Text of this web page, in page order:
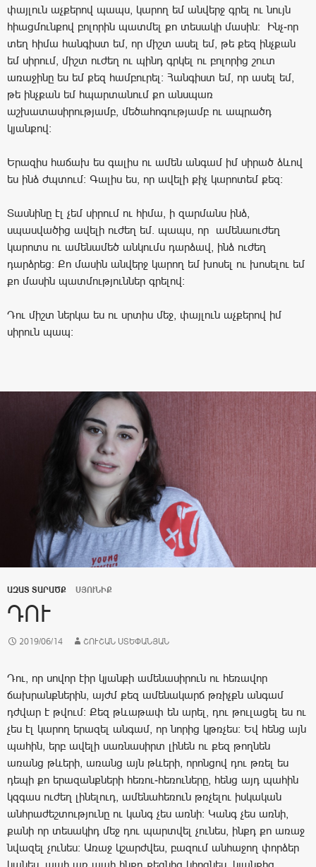
փայլուն աչքերով պապս, կարող եմ անվերջ գրել ու նույն
հիացմունքով բոլորին պատմել քո տեսակի մասին: Ինչ-որ
տեղ հիմա հանգիստ եմ, որ միշտ ասել եմ, թե քեզ ինչքան
եմ սիրում, միշտ ուժեղ ու պինդ գրկել ու բոլորից շուտ
առաջինը ես եմ քեզ համբուրել: Հանգիստ եմ, որ ասել եմ,
թե ինչքան եմ հպարտանում քո անսպառ
աշխատասիրությամբ, մեծահոգությամբ ու ապրածդ
կյանքով:
Երազիս հաճախ ես գալիս ու ամեն անգամ իմ սիրած ձևով
ես ինձ ժպտում: Գալիս ես, որ ավելի քիչ կարոտեմ քեզ:
Տասնինը էլ չեմ սիրում ու հիմա, ի զարմանս ինձ,
սպասվածից ավելի ուժեղ եմ. պապս, որ ամենաուժեղ
կարոտս ու ամենամեծ անկումս դարձավ, ինձ ուժեղ
դարձրեց: Քո մասին անվերջ կարող եմ խոսել ու խոսելու եմ
քո մասին պատմություններ գրելով:
Դու միշտ ներկա ես ու սրտիս մեջ, փայլուն աչքերով իմ
սիրուն պապ:
ԱԶԱՏ ՏԱՐԱԾՔ ՍՅՈՒՆԻՔ
ԴՈՒ
2019/06/14 ՇՈՒՇԱՆ ՍՏԵՓԱՆՅԱՆ
Դու, որ սովոր էիր կյանքի ամենասիրուն ու հեռավոր
ճախրանքներին, այժմ քեզ ամենակարճ թռիչքն անգամ
դժվար է թվում: Քեզ թևաթափ են արել, դու թուլացել ես ու
չես էլ կարող երազել անգամ, որ նորից կթռչես: Եվ հենց այն
պահին, երբ ավելի սառնասիրտ լինեն ու քեզ թողնեն
առանց թևերի, առանց այն թևերի, որոնցով դու թռել ես
դեպի քո երազանքների հեռու-հեռուները, հենց այդ պահին
կզգաս ուժեղ լինելուդ, ամենահեռուն թռչելու իսկական
անհրաժեշտությունը ու կանգ չես առնի: Կանգ չես առնի,
քանի որ տեսակիդ մեջ դու պարտվել չունես, ինքդ քո առաջ
նվազել չունես: Առաջ կշարժվես, բազում անհաջող փորձեր
կանես, պահ առ պահ ինքդ քեզնից կհոգնես, կյանքից